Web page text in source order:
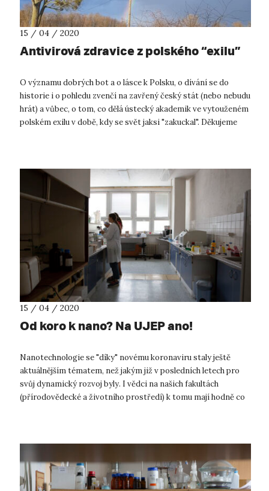
15 / 04 / 2020
Antivirová zdravice z polského “exilu”
O významu dobrých bot a o lásce k Polsku, o dívání se do
historie i o pohledu zvenčí na zavřený český stát (nebo nebudu
hrát) a vůbec, o tom, co dělá ústecký akademik ve vytouženém
polském exilu v době, kdy se svět jaksi "zakuckal". Děkujeme
15 / 04 / 2020
Od koro k nano? Na UJEP ano!
Nanotechnologie se "díky" novému koronaviru staly ještě
aktuálnějším tématem, než jakým již v posledních letech pro
svůj dynamický rozvoj byly. I vědci na našich fakultách
(přírodovědecké a životního prostředí) k tomu mají hodně co